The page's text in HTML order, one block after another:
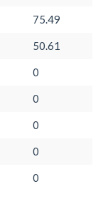
75.49
50.61
0
0
0
0
0